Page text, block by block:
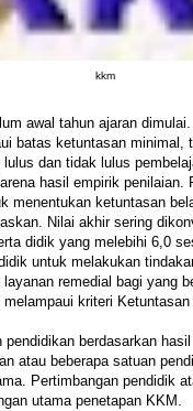
kkm
awal tahun ajaran
batas ketuntasan minimal,
dan tidak lulus
hasil empirik penilaian.
menentukan ketuntasan
Nilai akhir sering
didik yang melebihi 6,0
untuk melakukan
remedial bagi yang
kriteri Ketuntasan
berdasarkan
atau beberapa satuan
Pertimbangan pendidik
utama penetapan KKM.